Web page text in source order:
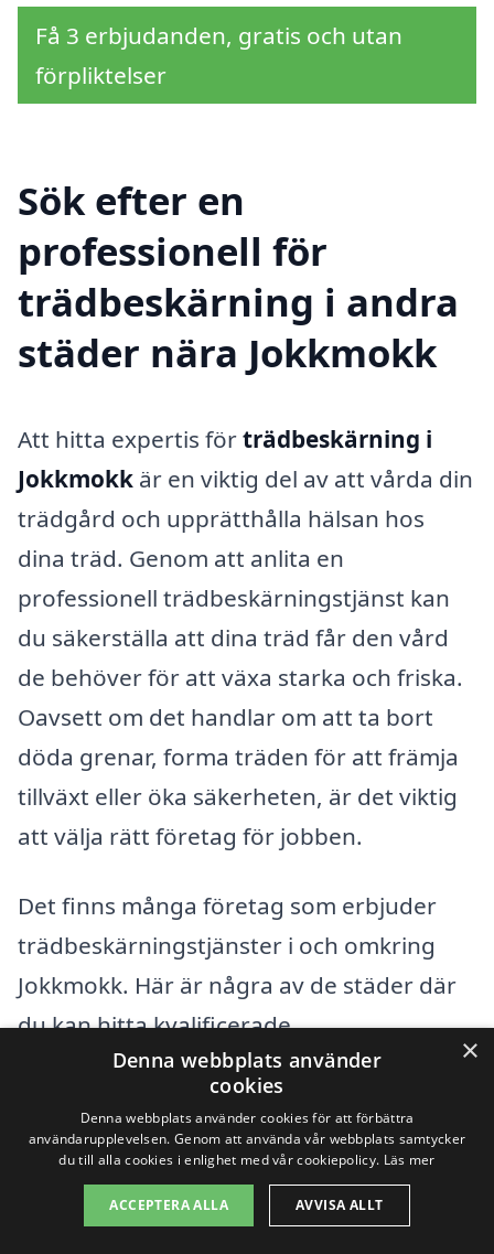
Få 3 erbjudanden, gratis och utan
förpliktelser
Sök efter en
professionell för
trädbeskärning i andra
städer nära Jokkmokk
Att hitta expertis förträdbeskärning i
Jokkmokk är en viktig del av att vårda din
trädgård och upprätthålla hälsan hos
dina träd. Genom att anlita en
professionell trädbeskärningstjänst kan
du säkerställa att dina träd får den vård
de behöver för att växa starka och friska.
Oavsett om det handlar om att ta bort
döda grenar, forma träden för att främja
tillväxt eller öka säkerheten, är det viktig
att välja rätt företag för jobben.
Det finns många företag som erbjuder
trädbeskärningstjänster i och omkring
Jokkmokk. Här är några av de städer där
du kan hitta kvalificerade
yrkesverksamma:
Gällivare
Luleå
×
Denna webbplats använder
cookies
Denna webbplats använder cookies för att förbättra
användarupplevelsen. Genom att använda vår webbplats samtycker
du till alla cookies i enlighet med vår cookiepolicy. Läs mer
ACCEPTERA ALLA AVVISA ALLT